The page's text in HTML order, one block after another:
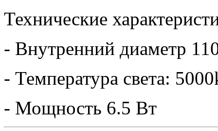
Технические
- Внутренний диаметр
- Температура света:
- Мощность 6.5 Вт